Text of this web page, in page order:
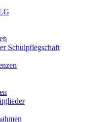
Schulpflegschaft